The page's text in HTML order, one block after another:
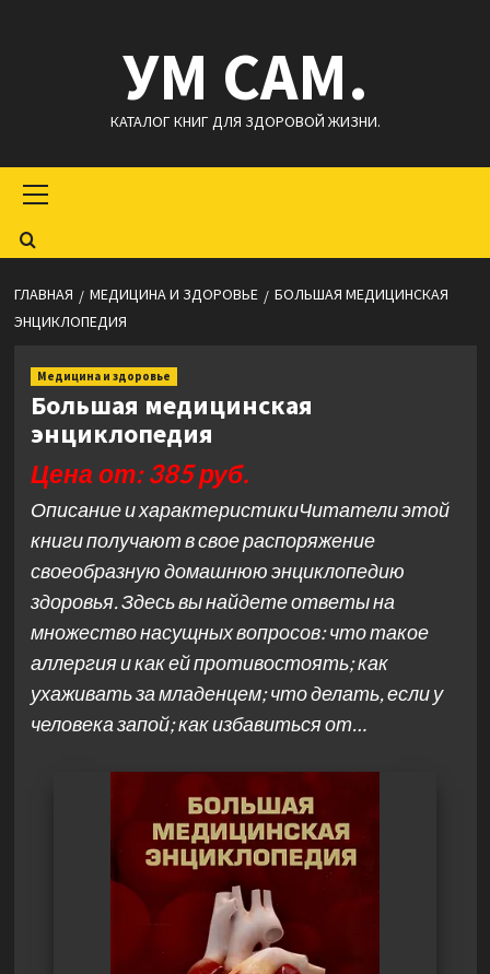
УМ САМ.
КАТАЛОГ КНИГ ДЛЯ ЗДОРОВОЙ ЖИЗНИ.
меню
ГЛАВНАЯ МЕДИЦИНА И ЗДОРОВЬЕ
БОЛЬШАЯ МЕДИЦИНСКАЯ
ЭНЦИКЛОПЕДИЯ
Медицина и здоровье
Большая медицинская
энциклопедия
Цена от: 385 руб.
Описание и характеристикиЧитатели этой
книги получают в свое распоряжение
своеобразную домашнюю энциклопедию
здоровья. Здесь вы найдете ответы на
множество насущных вопросов: что такое
аллергия и как ей противостоять; как
ухаживать за младенцем; что делать, если у
человека запой; как избавиться от…